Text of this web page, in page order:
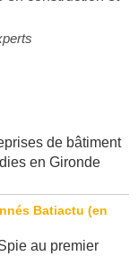
construction et
de bâtiment
au premier